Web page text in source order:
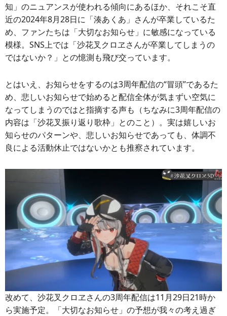
知」のニュアンスが使われる傾向にあるほか、それこそ直
近の2024年8月28日に「湊あくあ」さんが卒業しているた
め、ファンたちは「大切なお知らせ」に敏感になっている
模様。SNS上では「沙花叉クロヱさんが卒業してしまうの
ではないか？」との憶測も飛び交っています。
とはいえ、お知らせをするのは3周年配信の“冒頭”であるた
め、悲しいお知らせで始めると配信全体が気まずい空気に
なってしまうのではと指摘する声も（ちなみに3周年配信の
内容は「沙花叉振り返り歌枠」とのこと）。実は嬉しいお
知らせのパターンや、悲しいお知らせであっても、体調不
良による活動休止ではないかとも推察されています。
改めて、沙花叉クロヱさんの3周年配信は11月29日21時か
ら実施予定。「大切なお知らせ」の予想が我々の考え過ぎ